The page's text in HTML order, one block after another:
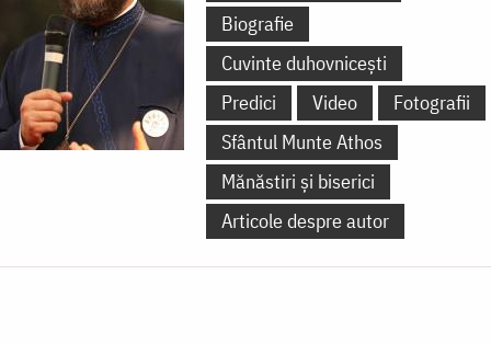
Biografie
Cuvinte duhovnicești
Predici
Video
Fotografii
Sfântul Munte Athos
Mănăstiri și biserici
Articole despre autor